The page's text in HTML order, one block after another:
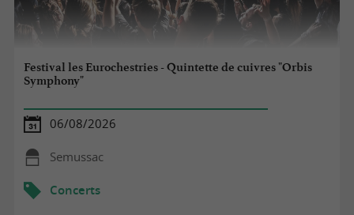
Festival les Eurochestries - Quintette de cuivres "Orbis
Symphony"
06/08/2026
Semussac
Concerts